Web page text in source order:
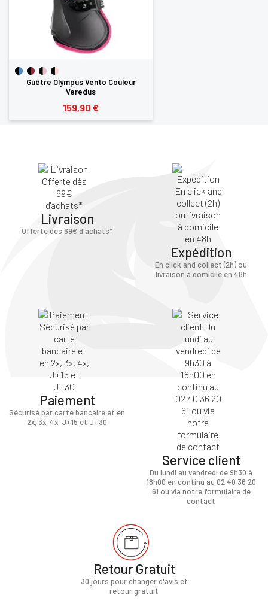
Guêtre Olympus Vento Couleur
Veredus
159,90 €
Livraison
Offerte dès 69€ d'achats*
Expédition
En click and collect (2h) ou
livraison à domicile en 48h
Paiement
Sécurisé par carte bancaire et en
2x, 3x, 4x, J+15 et J+30
Service client
Du lundi au vendredi de 9h30 à
18h00 en continu au 02 40 36 20
61 ou via notre formulaire de
contact
Retour Gratuit
30 jours pour changer d'avis et
retour gratuit